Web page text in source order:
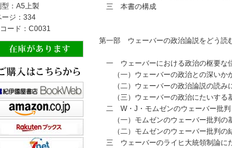
型：A5上製
ージ：334
ード：C0031
三 本書の構成
第一部 ウェーバーの政治論説をどう読
一 ウェーバーにおける政治の枢要な
（一）ウェーバーの政治との深いか
（二）ウェーバーの政治論説の読み
（三）ウェーバーの政治にたいする
二 W・J・モムゼンのウェーバー批判
（一）モムゼンのウェーバー批判の
（二）モムゼンのウェーバー批判の
三 ウェーバーのライヒ大統領制論に